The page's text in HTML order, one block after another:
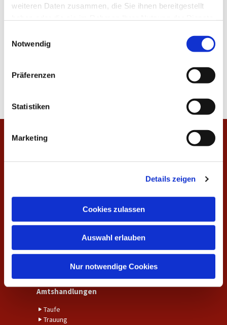
weiteren Daten zusammen, die Sie ihnen bereitgestellt
i
Notwendig
Präferenzen
Statistiken
Marketing
Details zeigen
Cookies zulassen
Auswahl erlauben
Nur notwendige Cookies
Startseite
Gemeindekreise und Gruppen
Aktuelles
Aktuelle Nachrichten aus der Gemeinde
Kalender
Unser Gemeindebrief
Amtshandlungen
Taufe
Trauung